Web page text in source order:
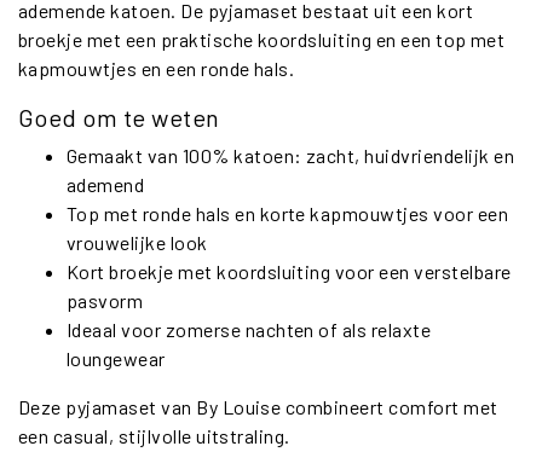
ademende katoen. De pyjamaset bestaat uit een kort
broekje met een praktische koordsluiting en een top met
kapmouwtjes en een ronde hals.
Goed om te weten
Gemaakt van 100% katoen: zacht, huidvriendelijk en
ademend
Top met ronde hals en korte kapmouwtjes voor een
vrouwelijke look
Kort broekje met koordsluiting voor een verstelbare
pasvorm
Ideaal voor zomerse nachten of als relaxte
loungewear
Deze pyjamaset van By Louise combineert comfort met
een casual, stijlvolle uitstraling.